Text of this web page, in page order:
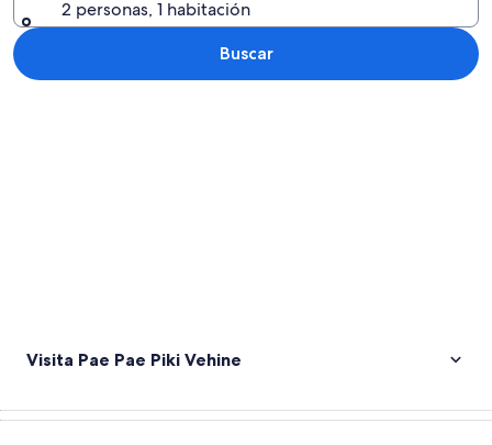
2 personas, 1 habitación
Buscar
Visita Pae Pae Piki Vehine